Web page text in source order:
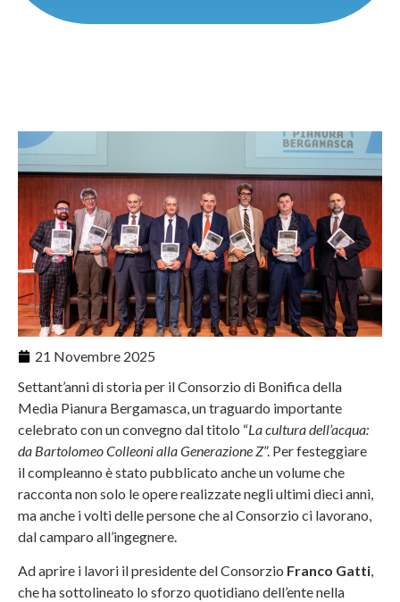
21 Novembre 2025
Settant’anni di storia per il Consorzio di Bonifica della
Media Pianura Bergamasca, un traguardo importante
celebrato con un convegno dal titolo “La cultura dell’acqua:
da Bartolomeo Colleoni alla Generazione Z”. Per festeggiare
il compleanno è stato pubblicato anche un volume che
racconta non solo le opere realizzate negli ultimi dieci anni,
ma anche i volti delle persone che al Consorzio ci lavorano,
dal camparo all’ingegnere.
Ad aprire i lavori il presidente del Consorzio Franco Gatti,
che ha sottolineato lo sforzo quotidiano dell’ente nella